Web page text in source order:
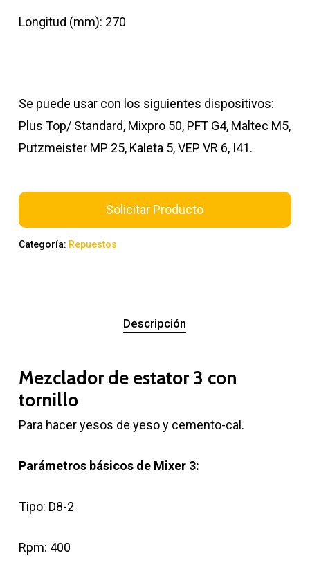
Longitud (mm): 270
Se puede usar con los siguientes dispositivos:
Plus Top/ Standard, Mixpro 50, PFT G4, Maltec M5,
Putzmeister MP 25, Kaleta 5, VEP VR 6, I41.
Solicitar Producto
Categoría: Repuestos
Descripción
Mezclador de estator 3 con
tornillo
Para hacer yesos de yeso y cemento-cal.
Parámetros básicos de Mixer 3:
Tipo: D8-2
Rpm: 400